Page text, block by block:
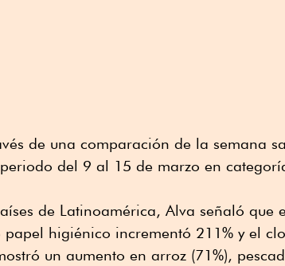
de una comparación de la semana
del 9 al 15 de marzo en
de Latinoamérica, Alva señaló que
higiénico incrementó 211% y el
un aumento en arroz (71%),